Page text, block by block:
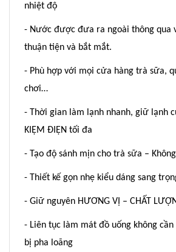
nhiệt độ
- Nước được đưa ra ngoài thông qua
thuận tiện và bắt mắt.
- Phù hợp với mọi cửa hàng trà sữa,
chơi…
- Thời gian làm lạnh nhanh, giữ lạnh
KIỆM ĐIỆN tối đa
- Tạo độ sánh mịn cho trà sữa –
- Thiết kế gọn nhẹ kiểu dáng sang
- Giữ nguyên HƯƠNG VỊ – CHẤT
- Liên tục làm mát đồ uống không
bị pha loãng